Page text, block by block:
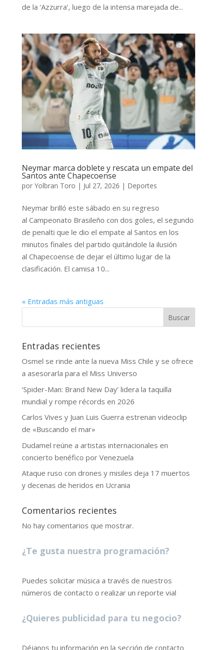
de la ‘Azzurra’, luego de la intensa marejada de...
Neymar marca doblete y rescata un empate del
Santos ante Chapecoense
por Yolbran Toro | Jul 27, 2026 | Deportes
Neymar brilló este sábado en su regreso
al Campeonato Brasileño con dos goles, el segundo
de penalti que le dio el empate al Santos en los
minutos finales del partido quitándole la ilusión
al Chapecoense de dejar el último lugar de la
clasificación. El camisa 10...
« Entradas más antiguas
Buscar
Entradas recientes
Osmel se rinde ante la nueva Miss Chile y se ofrece
a asesorarla para el Miss Universo
‘Spider-Man: Brand New Day’ lidera la taquilla
mundial y rompe récords en 2026
Carlos Vives y Juan Luis Guerra estrenan videoclip
de «Buscando el mar»
Dudamel reúne a artistas internacionales en
concierto benéfico por Venezuela
Ataque ruso con drones y misiles deja 17 muertos
y decenas de heridos en Ucrania
Comentarios recientes
No hay comentarios que mostrar.
¿Te gusta nuestra programación?
Puedes solicitar música a través de nuestros
números de contacto o realizar un reporte vial
¿Quieres publicidad para tu negocio?
Déjanos tu información en la sección de contacto